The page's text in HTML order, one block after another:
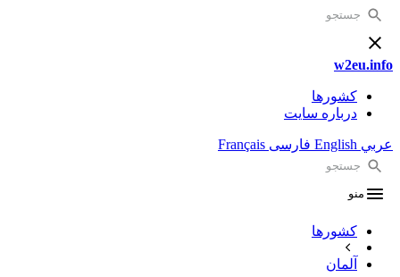
w2eu.info
کشورها
درباره سایت
عربي English فارسی Français
منو
کشورها
آلمان